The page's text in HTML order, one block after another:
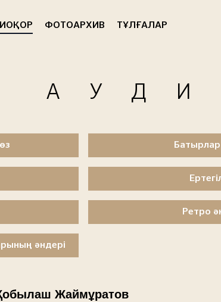
ФОТОАРХИВ ТҰЛҒАЛАР
Ретро
әндері
Жаймұратов